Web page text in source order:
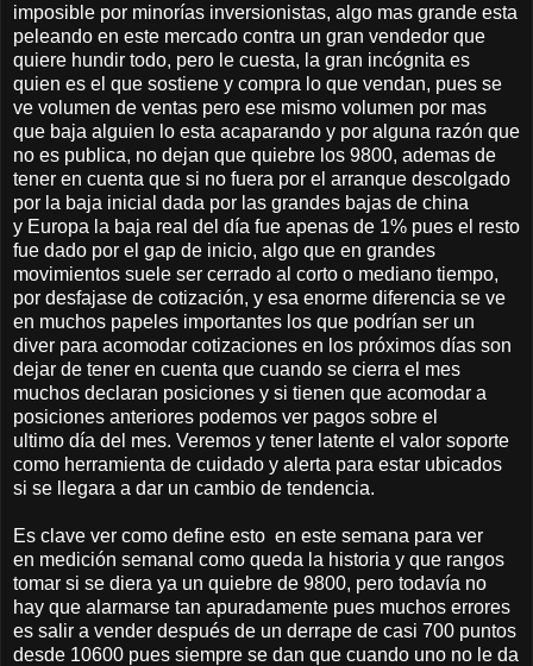
imposible por minorías inversionistas, algo mas grande esta
peleando en este mercado contra un gran vendedor que
quiere hundir todo, pero le cuesta, la gran incógnita es
quien es el que sostiene y compra lo que vendan, pues se
ve volumen de ventas pero ese mismo volumen por mas
que baja alguien lo esta acaparando y por alguna razón que
no es publica, no dejan que quiebre los 9800, ademas de
tener en cuenta que si no fuera por el arranque descolgado
por la baja inicial dada por las grandes bajas de china
y Europa la baja real del día fue apenas de 1% pues el resto
fue dado por el gap de inicio, algo que en grandes
movimientos suele ser cerrado al corto o mediano tiempo,
por desfajase de cotización, y esa enorme diferencia se ve
en muchos papeles importantes los que podrían ser un
diver para acomodar cotizaciones en los próximos días son
dejar de tener en cuenta que cuando se cierra el mes
muchos declaran posiciones y si tienen que acomodar a
posiciones anteriores podemos ver pagos sobre el
ultimo día del mes. Veremos y tener latente el valor soporte
como herramienta de cuidado y alerta para estar ubicados
si se llegara a dar un cambio de tendencia.
Es clave ver como define esto en este semana para ver
en medición semanal como queda la historia y que rangos
tomar si se diera ya un quiebre de 9800, pero todavía no
hay que alarmarse tan apuradamente pues muchos errores
es salir a vender después de un derrape de casi 700 puntos
desde 10600 pues siempre se dan que cuando uno no le da